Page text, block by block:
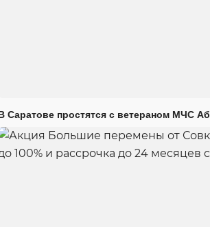
Саратове простятся с ветераном МЧС